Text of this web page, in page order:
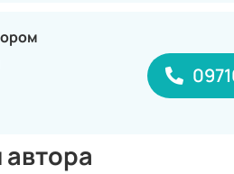
автора